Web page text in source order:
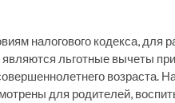
налогового кодекса,
льготные вычеты
возраста.
для родителей,